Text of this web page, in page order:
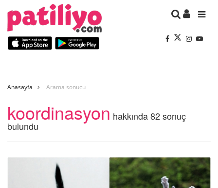
Anasayfa Arama sonucu
koordinasyon hakkında 82 sonuç
bulundu